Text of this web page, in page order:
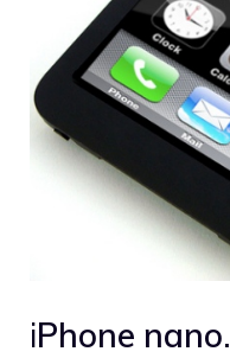
iPhone nano.